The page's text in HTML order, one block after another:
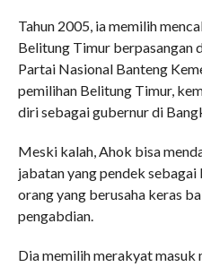
Tahun 2005, ia memilih
Belitung Timur berpasangan
Partai Nasional Banteng
pemilihan Belitung Timur,
diri sebagai gubernur di
Meski kalah, Ahok bisa
jabatan yang pendek
orang yang berusaha keras
pengabdian.
Dia memilih merakyat masuk